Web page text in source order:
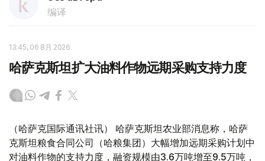
编译
13:45, 06 8月 2026
哈萨克斯坦扩大油料作物远期采购支持力度
（哈萨克国际通讯社讯） 哈萨克斯坦农业部消息称，哈萨
克斯坦粮食合同公司（哈粮集团）大幅增加远期采购计划中
对油料作物的支持力度，融资规模由3.6万吨增至9.5万吨，